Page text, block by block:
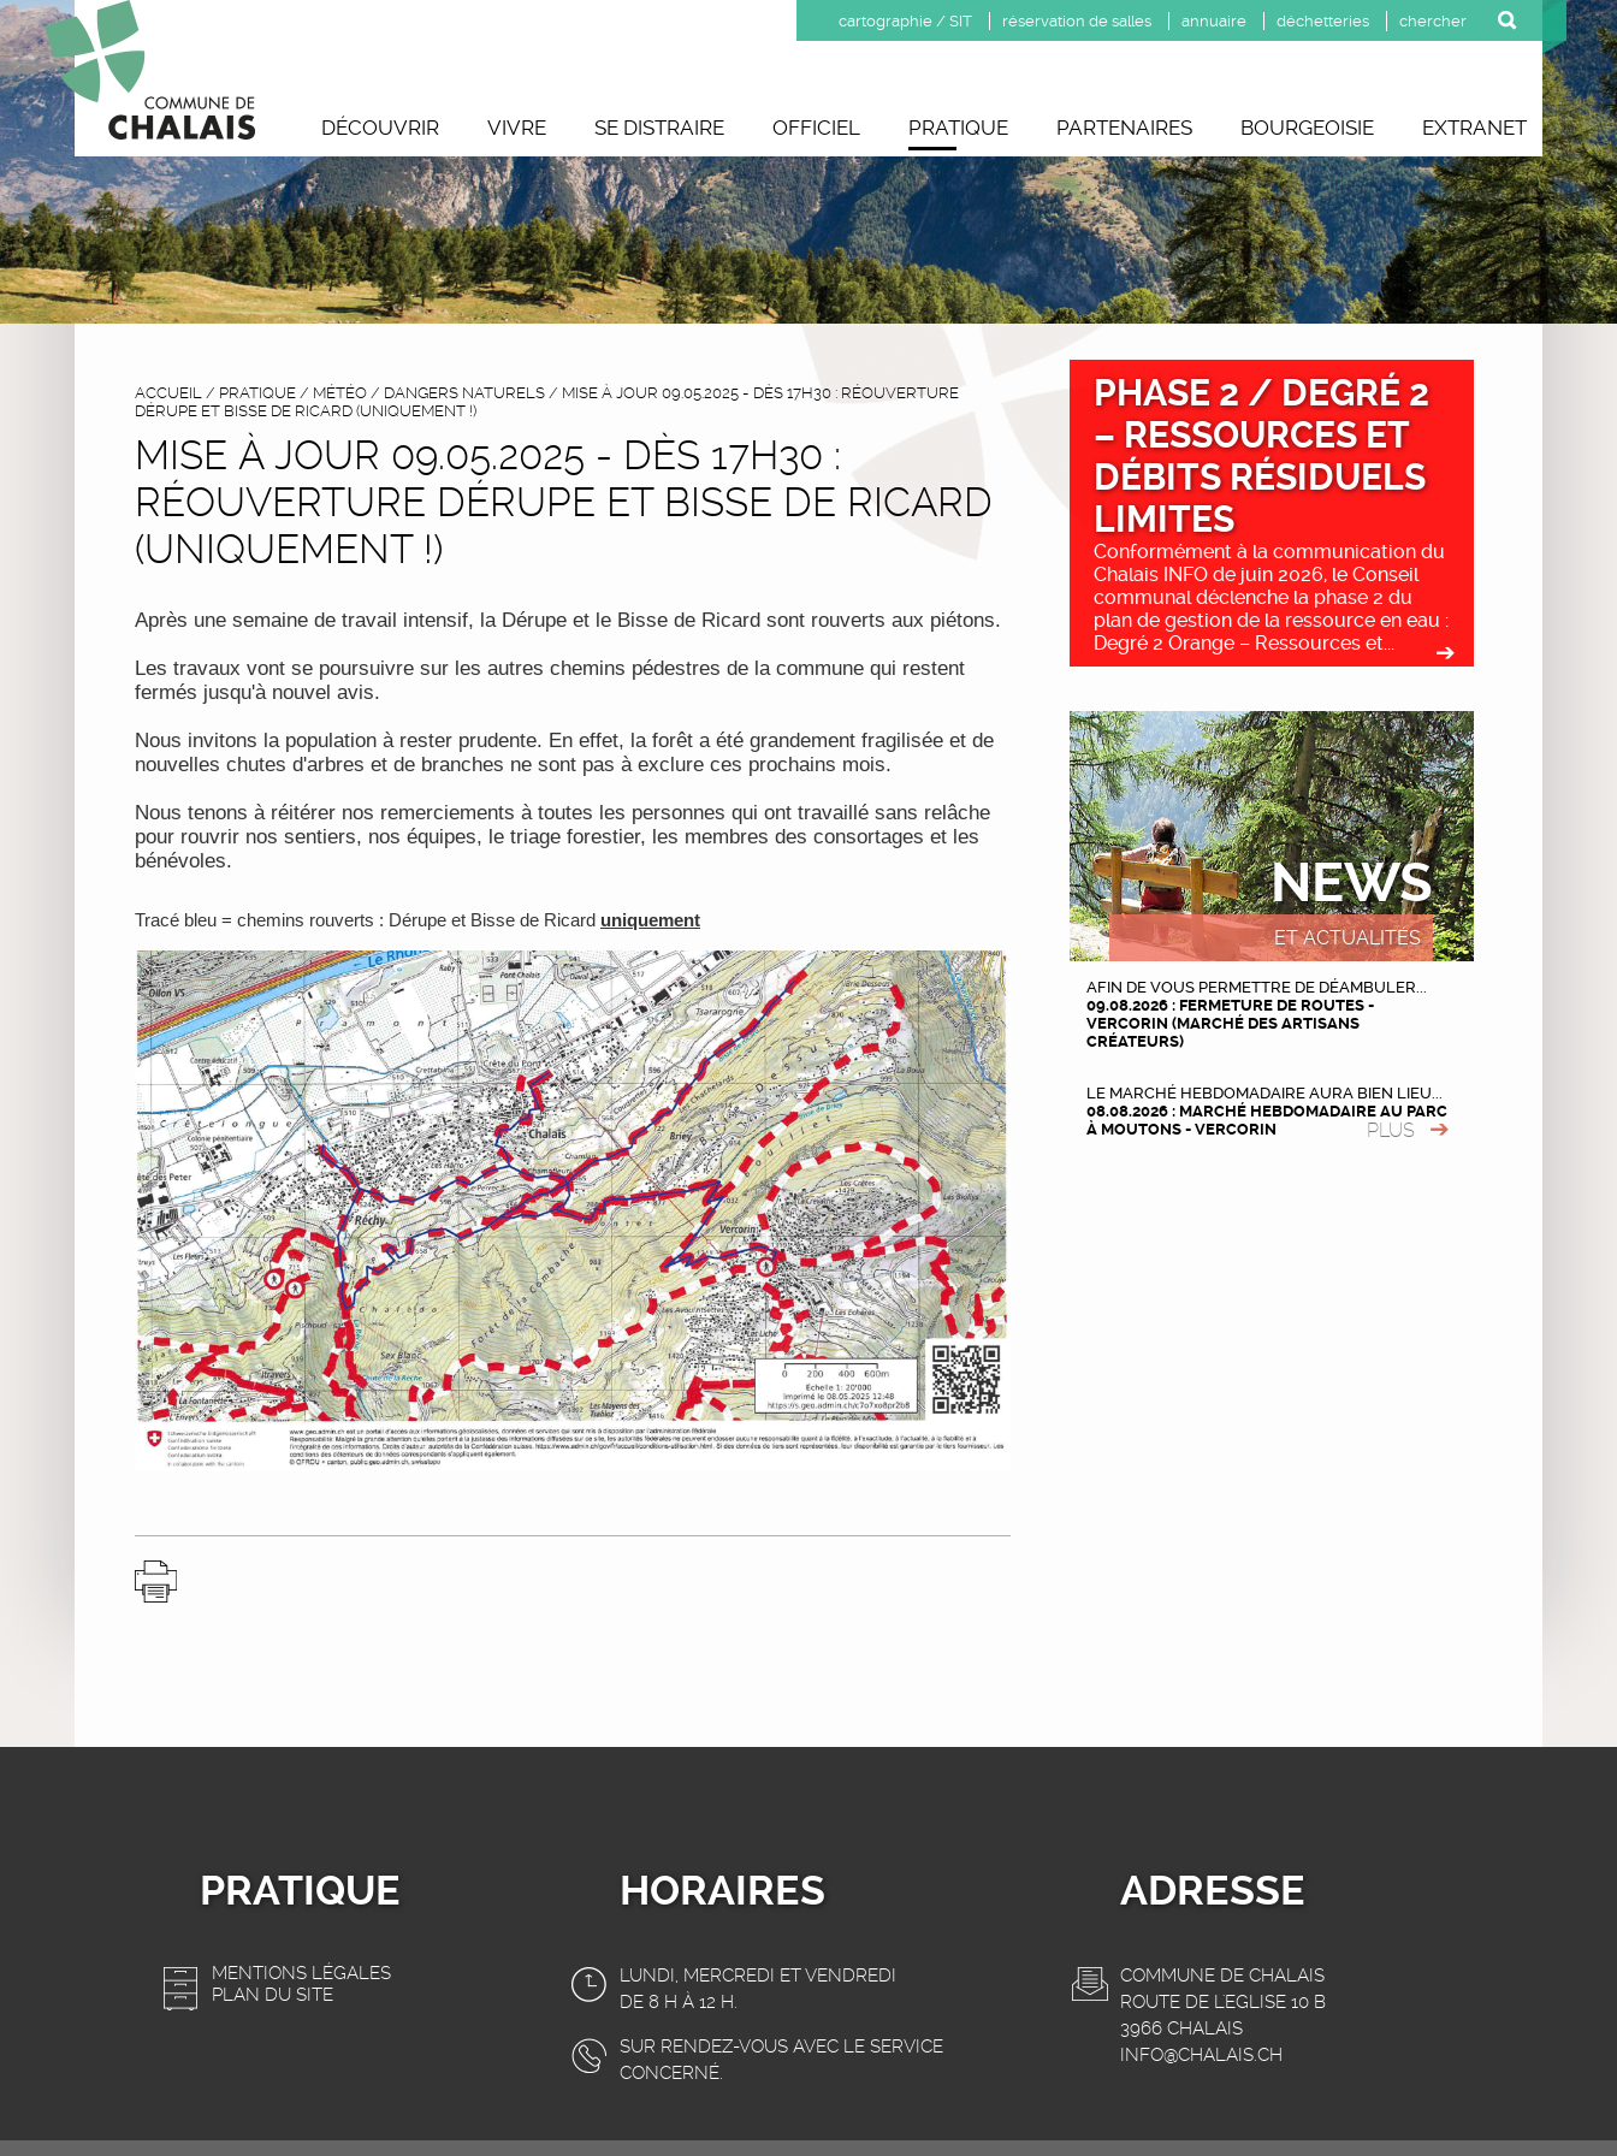
cartographie / SIT réservation de salles annuaire déchetteries
DÉCOUVRIR VIVRE SE DISTRAIRE OFFICIEL PRATIQUE PARTENAIRES BOURGEOISIE EXTRANET
ACCUEIL / PRATIQUE / MÉTÉO / DANGERS NATURELS / MISE À JOUR 09.05.2025 - DÈS 17H30 : RÉOUVERTURE
DÉRUPE ET BISSE DE RICARD (UNIQUEMENT !)
MISE À JOUR 09.05.2025 - DÈS 17H30 :
RÉOUVERTURE DÉRUPE ET BISSE DE RICARD
(UNIQUEMENT !)
Après une semaine de travail intensif, la Dérupe et le Bisse de Ricard sont rouverts aux piétons.
Les travaux vont se poursuivre sur les autres chemins pédestres de la commune qui restent
fermés jusqu'à nouvel avis.
Nous invitons la population à rester prudente. En effet, la forêt a été grandement fragilisée et de
nouvelles chutes d'arbres et de branches ne sont pas à exclure ces prochains mois.
Nous tenons à réitérer nos remerciements à toutes les personnes qui ont travaillé sans relâche
pour rouvrir nos sentiers, nos équipes, le triage forestier, les membres des consortages et les
bénévoles.
Tracé bleu = chemins rouverts : Dérupe et Bisse de Ricard uniquement
PHASE 2 / DEGRÉ 2
– RESSOURCES ET
DÉBITS RÉSIDUELS
LIMITES
Conformément à la communication du
Chalais INFO de juin 2026, le Conseil
communal déclenche la phase 2 du
plan de gestion de la ressource en eau :
Degré 2 Orange – Ressources et...
NEWS
ET ACTUALITÉS
AFIN DE VOUS PERMETTRE DE DÉAMBULER...
09.08.2026 : FERMETURE DE ROUTES -
VERCORIN (MARCHÉ DES ARTISANS
CRÉATEURS)
LE MARCHÉ HEBDOMADAIRE AURA BIEN LIEU...
08.08.2026 : MARCHÉ HEBDOMADAIRE AU PARC
À MOUTONS - VERCORIN
PLUS
PRATIQUE
MENTIONS LÉGALES
PLAN DU SITE
HORAIRES
LUNDI, MERCREDI ET VENDREDI
DE 8 H À 12 H.
SUR RENDEZ-VOUS AVEC LE SERVICE
CONCERNÉ.
ADRESSE
COMMUNE DE CHALAIS
ROUTE DE L'EGLISE 10 B
3966 CHALAIS
INFO@CHALAIS.CH